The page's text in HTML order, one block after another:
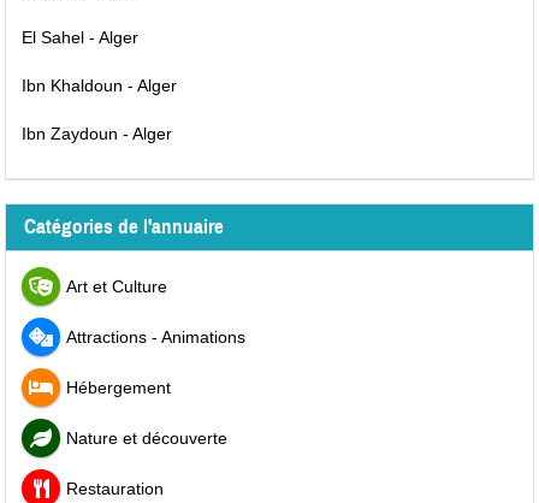
El Sahel - Alger
Ibn Khaldoun - Alger
Ibn Zaydoun - Alger
Catégories de l'annuaire
Art et Culture
Attractions - Animations
Hébergement
Nature et découverte
Restauration